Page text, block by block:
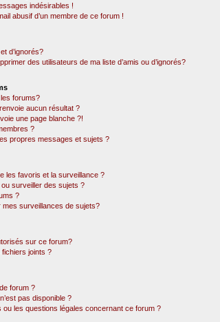
indésirables !
abusif d’un membre de ce forum !
d’ignorés?
des utilisateurs de ma liste d’amis ou d’ignorés?
forums?
aucun résultat ?
une page blanche ?!
?
propres messages et sujets ?
les favoris et la surveillance ?
surveiller des sujets ?
?
mes surveillances de sujets?
sur ce forum?
joints ?
forum ?
pas disponible ?
les questions légales concernant ce forum ?